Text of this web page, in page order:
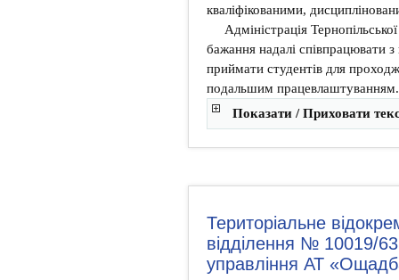
кваліфікованими,
Адміністрація
бажання надалі
приймати студентів для
подальшим працевлаштуванням.
Показати / Приховати
Територіальне
відділення № 10019/63
управління АТ